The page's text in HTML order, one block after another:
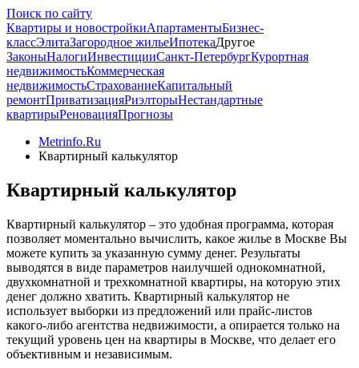
Поиск по сайту
Квартиры и новостройкиАпартаментыБизнес-
классЭлитаЗагородное жильеИпотекаДругое
ЗаконыНалогиИнвестицииСанкт-ПетербургКурортная
недвижимостьКоммерческая
недвижимостьСтрахованиеКапитальный
ремонтПриватизацияРиэлторыНестандартные
квартирыРеновацияПрогнозы
Metrinfo.Ru
Квартирный калькулятор
Квартирный калькулятор
Квартирный калькулятор – это удобная программа, которая
позволяет моментально вычислить, какое жилье в Москве Вы
можете купить за указанную сумму денег. Результаты
выводятся в виде параметров наилучшей однокомнатной,
двухкомнатной и трехкомнатной квартиры, на которую этих
денег должно хватить. Квартирный калькулятор не
использует выборки из предложений или прайс-листов
какого-либо агентства недвижимости, а опирается только на
текущий уровень цен на квартиры в Москве, что делает его
объективным и независимым.